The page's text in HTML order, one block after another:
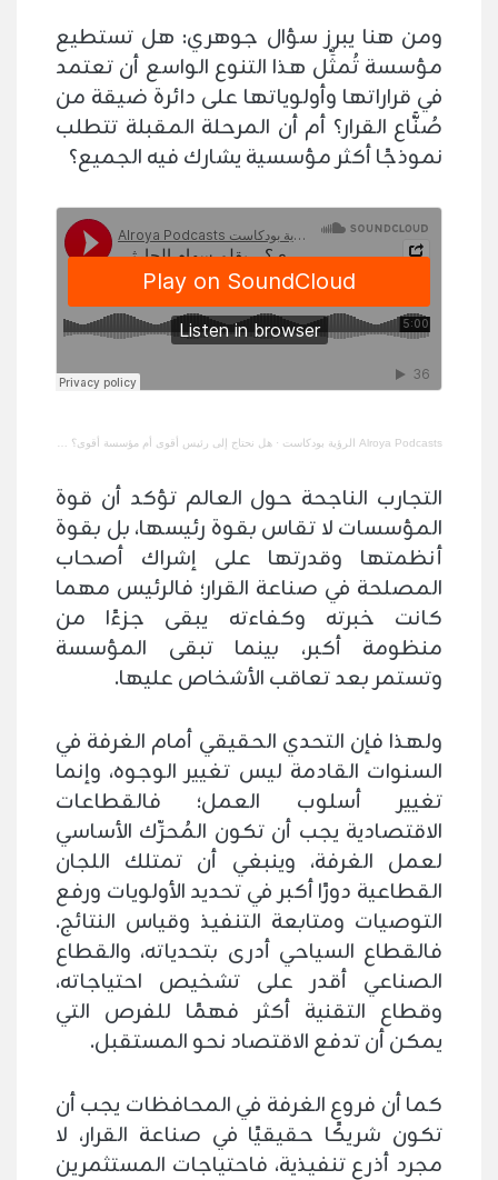
ومن هنا يبرز سؤال جوهري: هل تستطيع
مؤسسة تُمثِّل هذا التنوع الواسع أن تعتمد
في قراراتها وأولوياتها على دائرة ضيقة من
صُنَّاع القرار؟ أم أن المرحلة المقبلة تتطلب
نموذجًا أكثر مؤسسية يشارك فيه الجميع؟
Alroya Podcasts الرؤية بودكاست · هل نحتاج إلى رئيس أقوى أم مؤسسة أقوى؟ _ بقلم سهام الحارثي
التجارب الناجحة حول العالم تؤكد أن قوة
المؤسسات لا تقاس بقوة رئيسها، بل بقوة
أنظمتها وقدرتها على إشراك أصحاب
المصلحة في صناعة القرار؛ فالرئيس مهما
كانت خبرته وكفاءته يبقى جزءًا من
منظومة أكبر، بينما تبقى المؤسسة
وتستمر بعد تعاقب الأشخاص عليها.
ولهذا فإن التحدي الحقيقي أمام الغرفة في
السنوات القادمة ليس تغيير الوجوه، وإنما
تغيير أسلوب العمل؛ فالقطاعات
الاقتصادية يجب أن تكون المُحرِّك الأساسي
لعمل الغرفة، وينبغي أن تمتلك اللجان
القطاعية دورًا أكبر في تحديد الأولويات ورفع
التوصيات ومتابعة التنفيذ وقياس النتائج.
فالقطاع السياحي أدرى بتحدياته، والقطاع
الصناعي أقدر على تشخيص احتياجاته،
وقطاع التقنية أكثر فهمًا للفرص التي
يمكن أن تدفع الاقتصاد نحو المستقبل.
كما أن فروع الغرفة في المحافظات يجب أن
تكون شريكًا حقيقيًا في صناعة القرار، لا
مجرد أذرع تنفيذية، فاحتياجات المستثمرين